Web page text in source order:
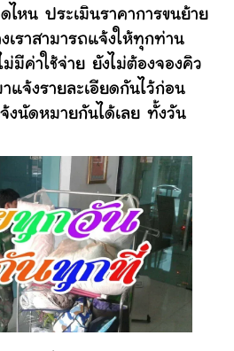
ไหน ประเมินราคาการขนย้าย
เราสามารถแจ้งให้ทุกท่าน
มีค่าใช้จ่าย ยังไม่ต้องจองคิว
แจ้งรายละเอียดกันไว้ก่อน
งนัดหมายกันได้เลย ทั้งวัน